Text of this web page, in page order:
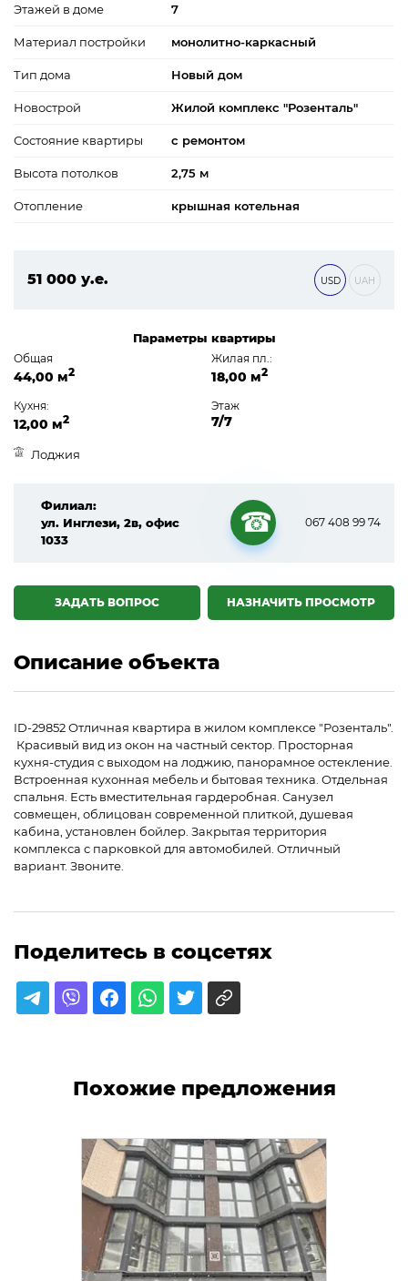
Этажей в доме 7
Материал постройки монолитно-каркасный
Тип дома Новый дом
Новострой Жилой комплекс "Розенталь"
Состояние квартиры с ремонтом
Высота потолков 2,75 м
Отопление крышная котельная
51 000 у.е.
USD UAH
Параметры квартиры
Общая
44,00 м2
Жилая пл.:
18,00 м2
Кухня:
12,00 м2
Этаж
7/7
Лоджия
Филиал:
ул. Инглези, 2в, офис
1033
☎
067 408 99 74
НАЗНАЧИТЬ ПРОСМОТР
ЗАДАТЬ ВОПРОС
Описание объекта
ID-29852 Отличная квартира в жилом комплексе "Розенталь".
Красивый вид из окон на частный сектор. Просторная
кухня-студия с выходом на лоджию, панорамное остекление.
Встроенная кухонная мебель и бытовая техника. Отдельная
спальня. Есть вместительная гардеробная. Санузел
совмещен, облицован современной плиткой, душевая
кабина, установлен бойлер. Закрытая территория
комплекса с парковкой для автомобилей. Отличный
вариант. Звоните.
Поделитесь в соцсетях
Похожие предложения